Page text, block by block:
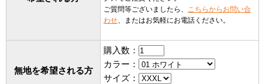
ご質問等ございましたら、
こちらからお問い合
わせ 、またはお気軽にお電話ください。
無地を希望される方
購入数：
カラー：
サイズ：